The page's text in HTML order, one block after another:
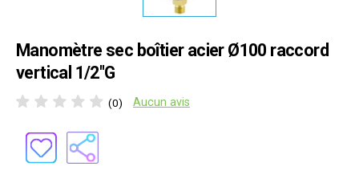
Manomètre sec boîtier acier Ø100 raccord
vertical 1/2"G
(0) Aucun avis